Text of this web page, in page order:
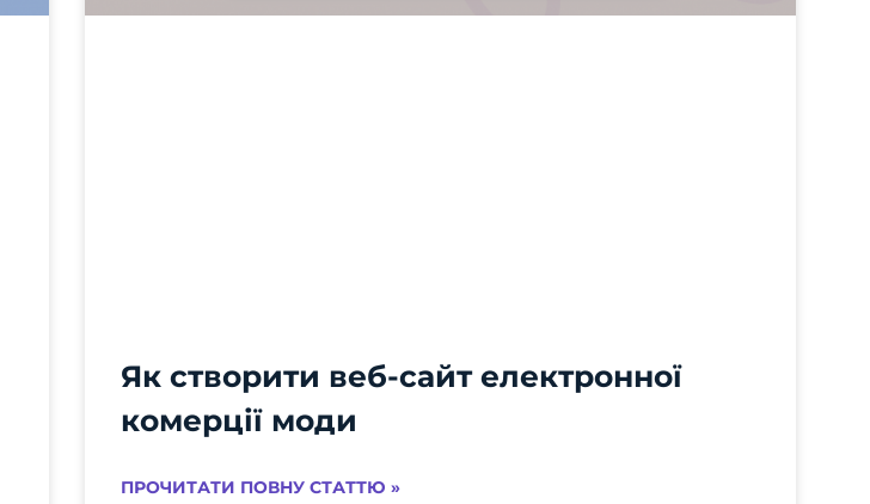
Як створити веб-сайт електронної
комерції моди
ПРОЧИТАТИ ПОВНУ СТАТТЮ »